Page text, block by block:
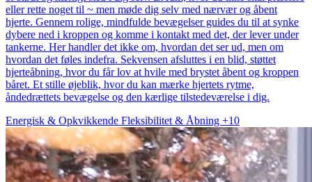
eller rette noget til ~ men møde dig selv med nærvær og åbent
hjerte. Gennem rolige, mindfulde bevægelser guides du til at synke
dybere ned i kroppen og komme i kontakt med det, der lever under
tankerne. Her handler det ikke om, hvordan det ser ud, men om
hvordan det føles indefra. Sekvensen afsluttes i en blid, støttet
hjerteåbning, hvor du får lov at hvile med brystet åbent og kroppen
båret. Et stille øjeblik, hvor du kan mærke hjertets rytme,
åndedrættets bevægelse og den kærlige tilstedeværelse i dig.
Energisk & Opkvikkende Fleksibilitet & Åbning +10